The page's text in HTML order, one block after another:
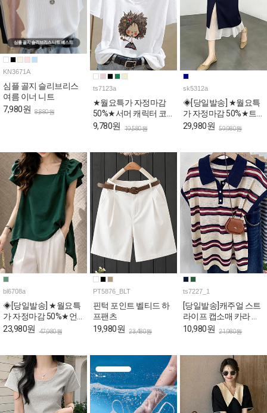
KN3671A
심플 골지 슬리브리스
여름 이너 니트
7,980원 8,880원
ts7123a
★월요특가 자정마감
50%★서머 캐릭터 코
튼 반팔 티셔츠
9,780원 19,580원
sk5312a
◈[당일발송] ★월요특
가 자정마감 50%★트
임 시스루 H라인 페미
29,980원 59,980원
bl6708a
◈[당일발송] ★월요특
가 자정마감 50%★언
발 드레이프 퍼프 스퀘
23,980원 47,980원
PT5876_BLT
핀턱 포인트 벨티드 하
프팬츠
19,980원 23,480원
ts7227_1
[당일발송]캐주얼 스트
라이프 캡소매 카라 티
셔츠
10,980원 21,980원